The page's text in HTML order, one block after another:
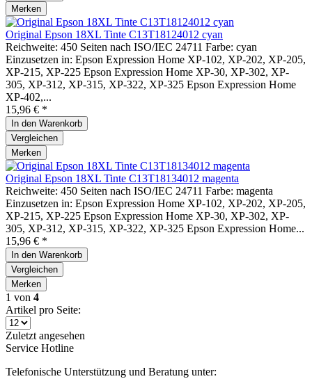
Merken
Original Epson 18XL Tinte C13T18124012 cyan
Reichweite: 450 Seiten nach ISO/IEC 24711 Farbe: cyan
Einzusetzen in: Epson Expression Home XP-102, XP-202, XP-205,
XP-215, XP-225 Epson Expression Home XP-30, XP-302, XP-
305, XP-312, XP-315, XP-322, XP-325 Epson Expression Home
XP-402,...
15,96 € *
In den Warenkorb
Vergleichen
Merken
Original Epson 18XL Tinte C13T18134012 magenta
Reichweite: 450 Seiten nach ISO/IEC 24711 Farbe: magenta
Einzusetzen in: Epson Expression Home XP-102, XP-202, XP-205,
XP-215, XP-225 Epson Expression Home XP-30, XP-302, XP-
305, XP-312, XP-315, XP-322, XP-325 Epson Expression Home...
15,96 € *
In den Warenkorb
Vergleichen
Merken
1 von 4
Artikel pro Seite:
Zuletzt angesehen
Service Hotline
Telefonische Unterstützung und Beratung unter: